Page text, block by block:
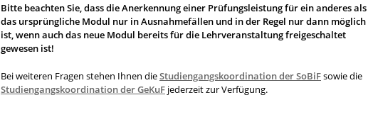
Bitte beachten Sie, dass die Anerkennung einer Prüfungsleistung für ein anderes als
das ursprüngliche Modul nur in Ausnahmefällen und in der Regel nur dann möglich
ist, wenn auch das neue Modul bereits für die Lehrveranstaltung freigeschaltet
gewesen ist!
Bei weiteren Fragen stehen Ihnen dieStudiengangskoordination der SoBiFsowie die
Studiengangskoordination der GeKuF jederzeit zur Verfügung.